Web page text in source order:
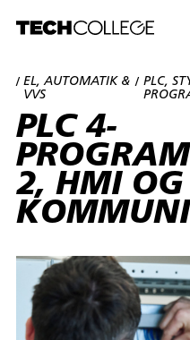
/EL, AUTOMATIK &
VVS
/ PLC,
PLC 4-
2, HMI OG